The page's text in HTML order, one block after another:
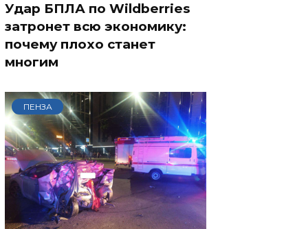
Удар БПЛА по Wildberries
затронет всю экономику:
почему плохо станет
многим
ПЕНЗА